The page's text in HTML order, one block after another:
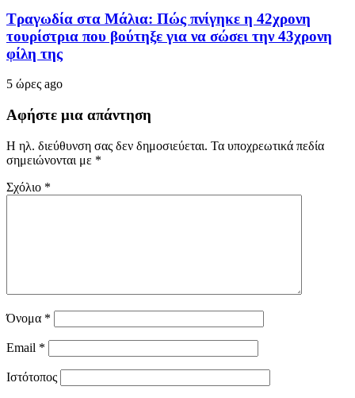
Τραγωδία στα Μάλια: Πώς πνίγηκε η 42χρονη
τουρίστρια που βούτηξε για να σώσει την 43χρονη
φίλη της
5 ώρες ago
Αφήστε μια απάντηση
Η ηλ. διεύθυνση σας δεν δημοσιεύεται. Τα υποχρεωτικά πεδία
σημειώνονται με *
Σχόλιο *
Όνομα *
Email *
Ιστότοπος